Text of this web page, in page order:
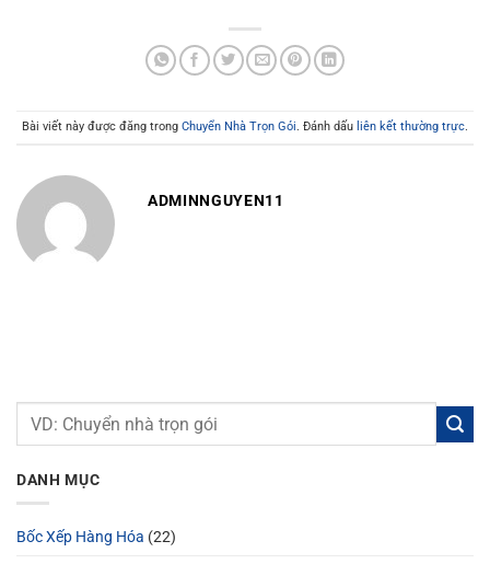
Bài viết này được đăng trong Chuyển Nhà Trọn Gói. Đánh dấu liên kết thường trực.
ADMINNGUYEN11
DANH MỤC
Bốc Xếp Hàng Hóa (22)